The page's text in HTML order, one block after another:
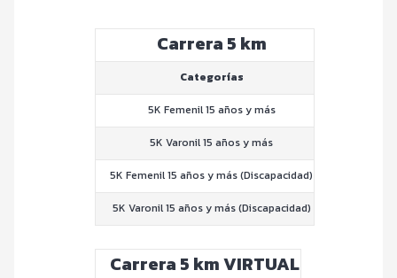
Carrera 5 km
Categorías
5K Femenil 15 años y más
5K Varonil 15 años y más
5K Femenil 15 años y más (Discapacidad)
5K Varonil 15 años y más (Discapacidad)
Carrera 5 km VIRTUAL